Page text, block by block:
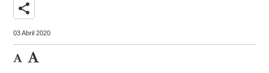
share
03 Abril 2020